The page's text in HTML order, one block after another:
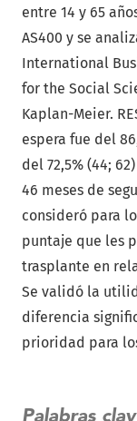
Palabras
entre 14 y 65
AS400 y se
International
for the Social
Kaplan-Meier.
espera fue del
del 72,5% (44;
46 meses de
consideró para
puntaje que les
trasplante en
Se validó la
diferencia
prioridad para